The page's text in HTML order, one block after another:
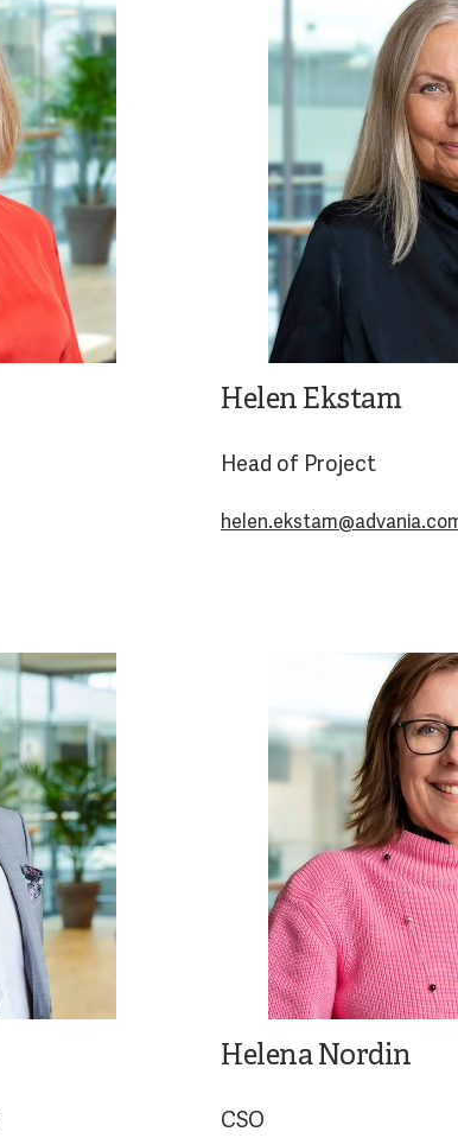
Helen Ekstam
Head of Project
Helena Nordin
CSO